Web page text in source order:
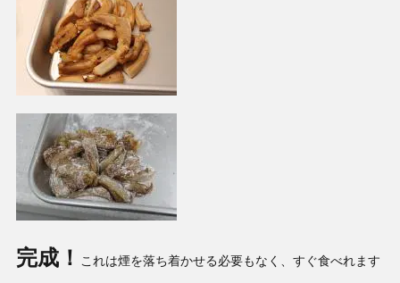
完成！
これは煙を落ち着かせる必要もなく、すぐ食べれます